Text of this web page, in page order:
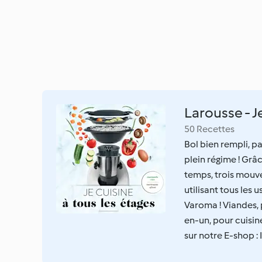
Larousse -
50 Recettes
Bol bien rempli,
plein régime !
temps, trois
utilisant tous les
Varoma !
en-un, pour
sur notre E-shop